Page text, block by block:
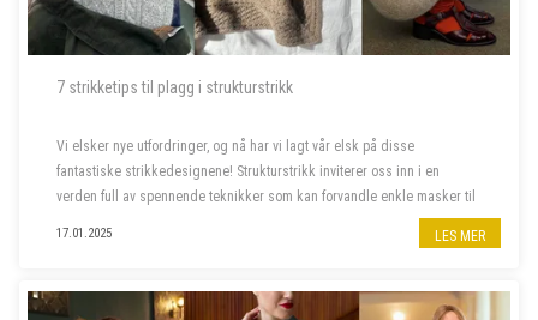
7 strikketips til plagg i strukturstrikk
Vi elsker nye utfordringer, og nå har vi lagt vår elsk på disse
fantastiske strikkedesignene! Strukturstrikk inviterer oss inn i en
verden full av spennende teknikker som kan forvandle enkle masker til
imponerende plagg. Dette er prosjektene som skal på våre pinner
17.01.2025 LES MER